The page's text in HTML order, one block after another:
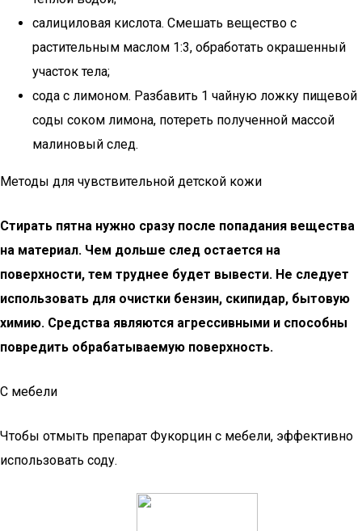
салициловая кислота. Смешать вещество с
растительным маслом 1:3, обработать окрашенный
участок тела;
сода с лимоном. Разбавить 1 чайную ложку пищевой
соды соком лимона, потереть полученной массой
малиновый след.
Методы для чувствительной детской кожи
Стирать пятна нужно сразу после попадания вещества
на материал. Чем дольше след остается на
поверхности, тем труднее будет вывести. Не следует
использовать для очистки бензин, скипидар, бытовую
химию. Средства являются агрессивными и способны
повредить обрабатываемую поверхность.
С мебели
Чтобы отмыть препарат Фукорцин с мебели, эффективно
использовать соду.